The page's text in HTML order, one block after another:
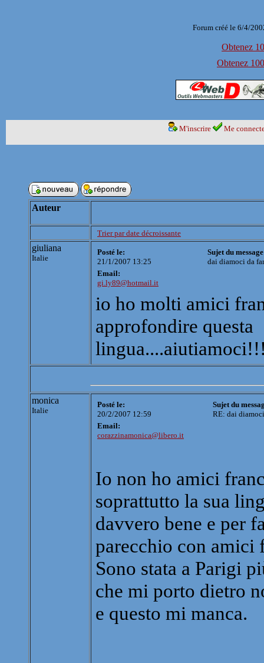
Forum créé le 6/4/
Obtenez
Obtenez
M'inscrire Me
Auteur
Trier par date décroissante
giuliana
Italie
Posté le:
21/1/2007 13:25
Sujet du
dai diamoci da
Email:
gi.ly89@hotmail.it
io ho molti amici
approfondire questa
monica
Italie
Posté le:
20/2/2007 12:59
Sujet du
RE: dai
Email:
corazzinamonica@libero.it
Io non ho amici
soprattutto la sua
davvero bene e per
parecchio con amici
Sono stata a Parigi
che mi porto dietro
e questo mi manca.